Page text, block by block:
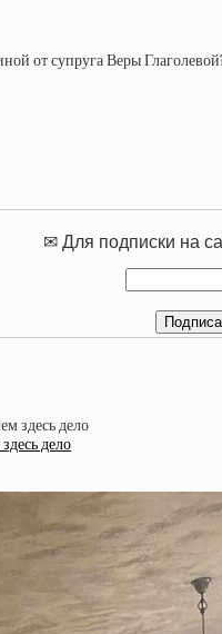
от супруга Веры
✉ Для подписки на
дело